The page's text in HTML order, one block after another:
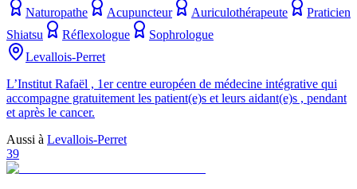
Naturopathe Acupuncteur Auriculothérapeute
Praticien
Shiatsu
Réflexologue
Sophrologue
Levallois-Perret
L’Institut Rafaël , 1er centre européen de médecine intégrative qui
accompagne gratuitement les patient(e)s et leurs aidant(e)s , pendant
et après le cancer.
Aussi à Levallois-Perret
39